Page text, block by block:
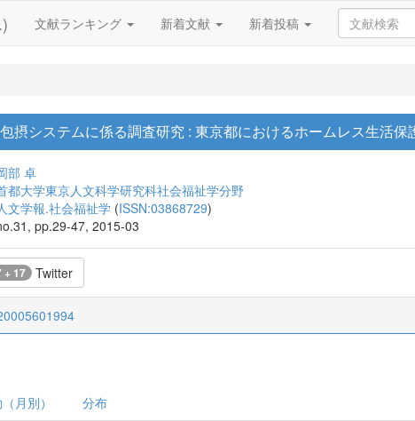
文献ランキング 新着文献 新着投稿
摂システムに係る調査研究 : 東京都におけるホームレス生活保
部 卓
都大学東京人文科学研究科社会福祉学分野
文学報.社会福祉学 (ISSN:03868729)
pp.29-47, 2015-03
+ 17 Twitter
月別） 分布